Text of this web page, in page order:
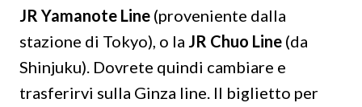
JR Yamanote Line (proveniente dalla
stazione di Tokyo), o la JR Chuo Line (da
Shinjuku). Dovrete quindi cambiare e
trasferirvi sulla Ginza line. Il biglietto per